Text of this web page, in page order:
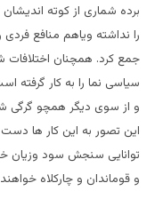
برده شماری از کوته
را نداشته ویاهم منافع
جمع کرد. همچنان
سیاسی نما را به کار گرفته
و از سوی دیگر همچو گرگی
این تصور به این کار ها
توانایی سنجش سود وزیان
و قوماندان و چارکلاه